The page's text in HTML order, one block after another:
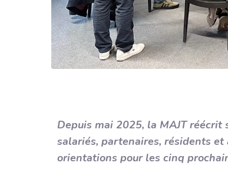
Depuis mai 2025, la MAJT
salariés, partenaires, résidents
orientations pour les cinq